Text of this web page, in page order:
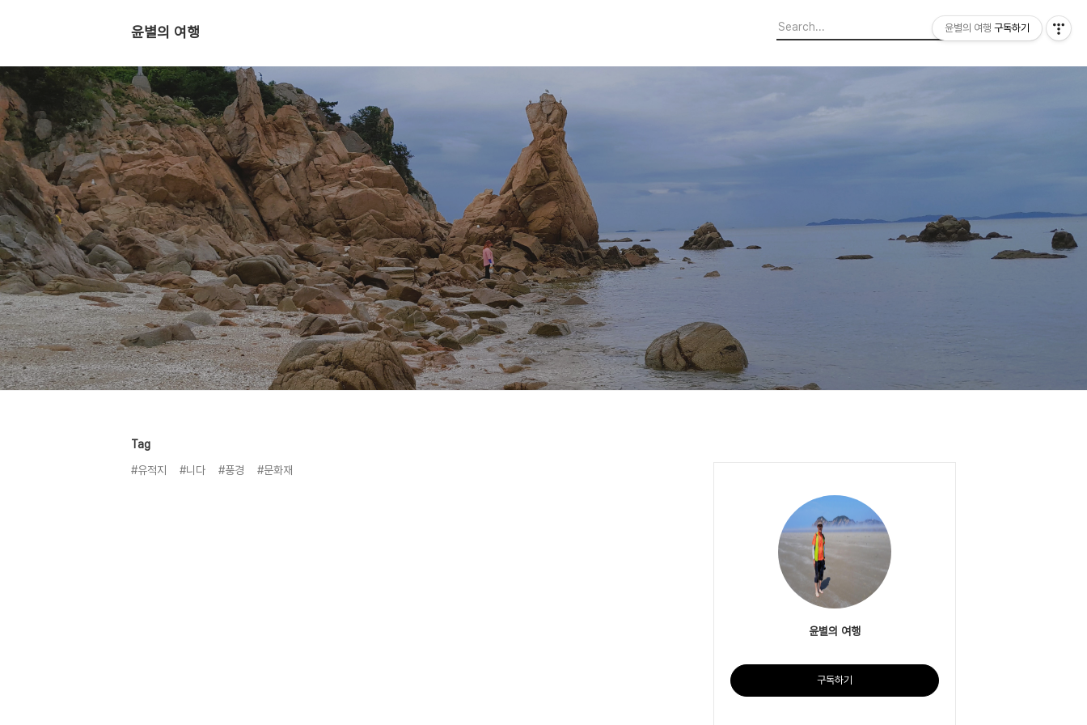
윤별의 여행
Tag
#유적지
#니다 #풍경 #문화재
윤별의 여행
구독하기
윤별의 여행 구독하기